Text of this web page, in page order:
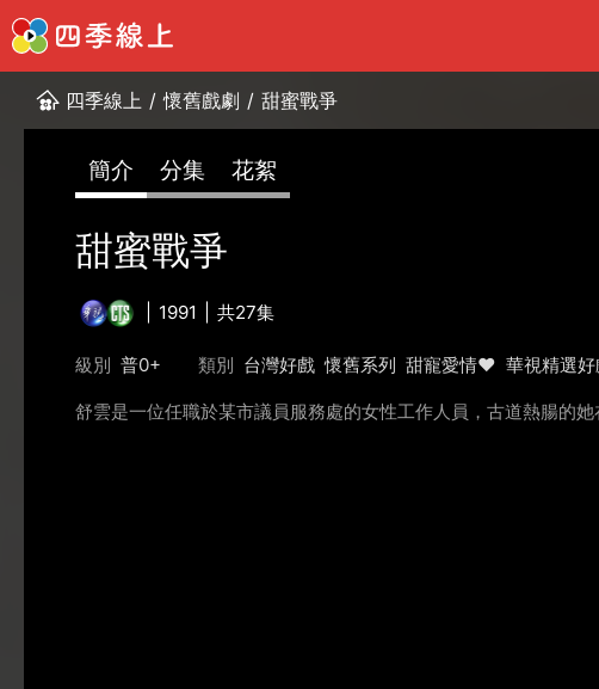
四季線上 / 懷舊戲劇 / 甜蜜戰爭
簡介 分集 花絮
甜蜜戰爭
1991 共27集
級別 普0+ 類別 台灣好戲 懷舊系列 甜寵愛情❤️ 華視精選
舒雲是一位任職於某市議員服務處的女性​​工作人員，古道熱腸的